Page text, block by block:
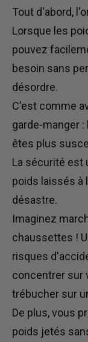
Tout d'abord,
Lorsque les
pouvez
besoin sans
désordre.
C'est comme
garde-manger :
êtes plus
La sécurité est
poids laissés à
désastre.
Imaginez
chaussettes !
risques
concentrer sur
trébucher sur
De plus, vous
poids jetés